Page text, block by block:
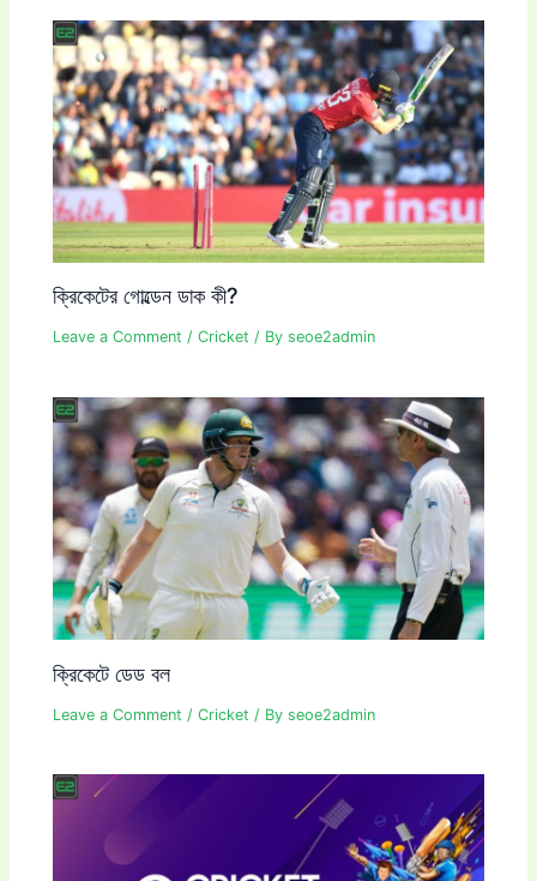
ক্রিকেটের গোল্ডেন ডাক কী?
Leave a Comment /Cricket / Byseoe2admin
ক্রিকেটে ডেড বল
Leave a Comment /Cricket / Byseoe2admin